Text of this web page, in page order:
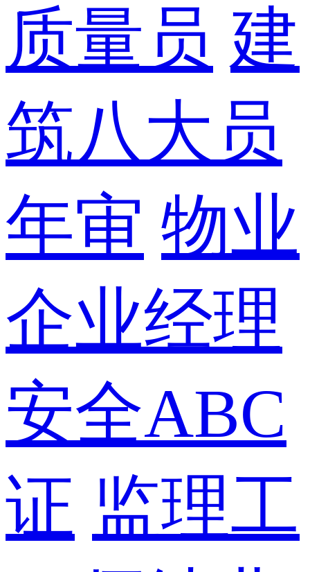
质量员 建
筑八大员
年审 物业
企业经理
安全ABC
证 监理工